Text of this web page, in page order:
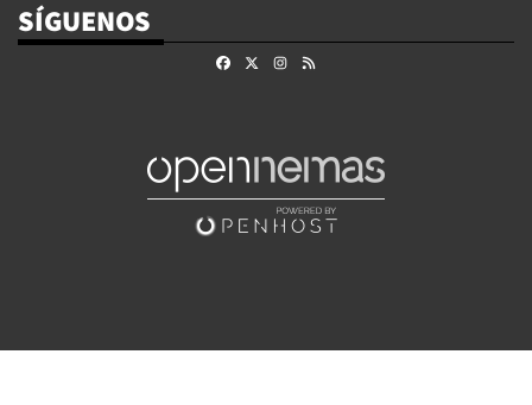
SÍGUENOS
FacebookInstagram